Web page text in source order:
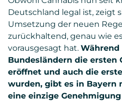
Deutschland legal ist, zeigt
Umsetzung der neuen
zurückhaltend, genau wie
vorausgesagt hat. Während
Bundesländern die ersten
eröffnet und auch die
wurden, gibt es in Bayern
eine einzige